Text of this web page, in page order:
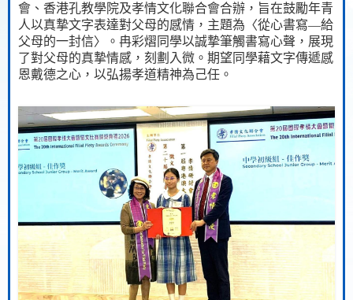
會、香港孔教學院及孝情文化聯合會合辦，旨在鼓勵年青
人以真摯文字表達對父母的感情，主題為〈從心書寫—給
父母的一封信〉。冉彩熠同學以誠摯筆觸書寫心聲，展現
了對父母的真摯情感，刻劃入微。期望同學藉文字傳遞感
恩戴德之心，以弘揚孝道精神為己任。